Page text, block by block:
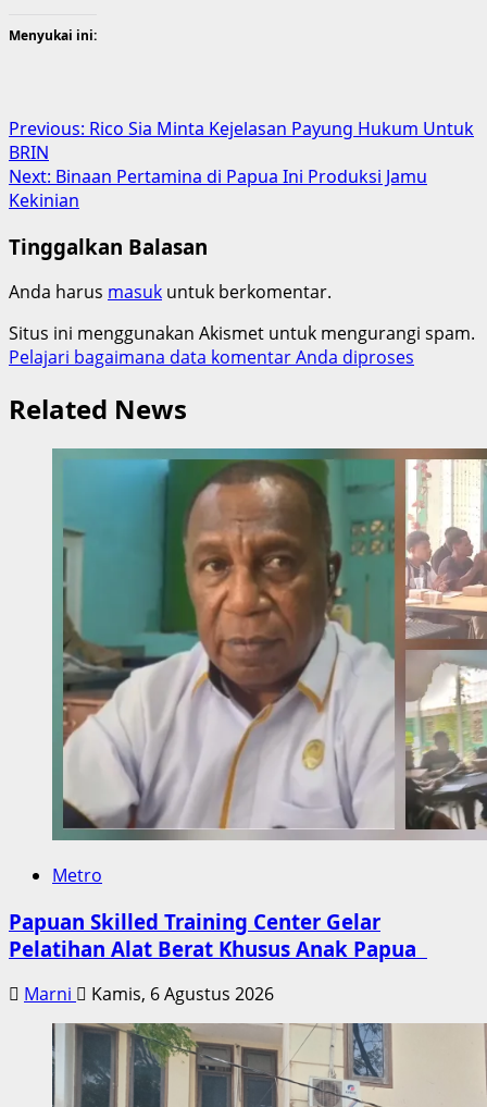
Menyukai ini:
Post
navigation
Previous: Rico Sia Minta Kejelasan Payung Hukum Untuk
BRIN
Next: Binaan Pertamina di Papua Ini Produksi Jamu
Kekinian
Tinggalkan Balasan
Anda harus masuk untuk berkomentar.
Situs ini menggunakan Akismet untuk mengurangi spam.
Pelajari bagaimana data komentar Anda diproses
Related News
Metro
Papuan Skilled Training Center Gelar
Pelatihan Alat Berat Khusus Anak Papua
Marni Kamis, 6 Agustus 2026